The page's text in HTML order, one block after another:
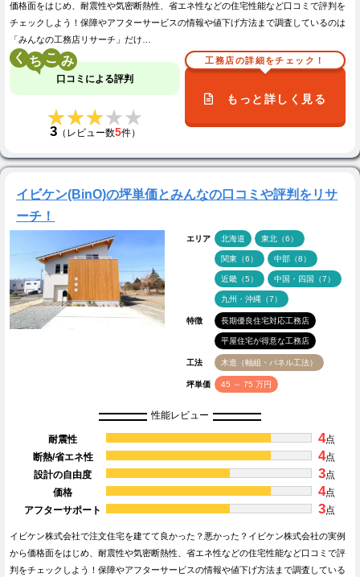
価格面をはじめ、耐震性や気密断熱性、省エネ性などの住宅性能など口コミで評判を
チェックしよう！保障やアフターサービスの情報や値下げ方法まで調査しているのは
「みんなの工務店リサーチ」だけ…
く こ
口コミによる評判
★★★★★
★★★★★
3（レビュー数5件）
工務店の詳細をチェック！
もっと詳しく見る
イビケン(BinO)の坪単価とみんなの口コミや評判をリサ
ーチ！
エリア 北海道 東北（6）
関東（6） 中部（8）
近畿（5） 中国・四国（7）
九州・沖縄（7）
特徴 長期優良住宅対応工務店
平屋住宅が得意な工務店
工法 木造（軸組・パネル工法）
坪単価 45 ～ 75 万円
性能レビュー
耐震性 4点
断熱/省エネ性
4点
設計の自由度
3点
価格
4点
アフターサポート
3点
イビケン株式会社で注文住宅を建てて良かった？悪かった？イビケン株式会社の実例
から価格面をはじめ、耐震性や気密断熱性、省エネ性などの住宅性能など口コミで評
判をチェックしよう！保障やアフターサービスの情報や値下げ方法まで調査している